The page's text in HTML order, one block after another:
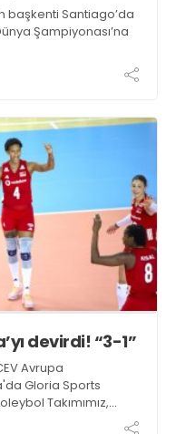
başkenti Santiago’da
Şampiyonası’na
devirdi! “3-1”
Avrupa
Gloria Sports
Takımımız,
3-1 galip ayrıldı.